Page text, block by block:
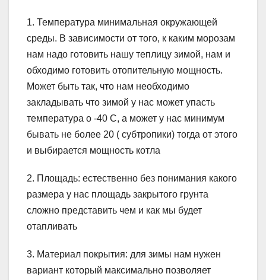
1. Температура минимальная окружающей
среды. В зависимости от того, к каким морозам
нам надо готовить нашу теплицу зимой, нам и
обходимо готовить отопительную мощность.
Может быть так, что нам необходимо
закладывать что зимой у нас может упасть
температура о -40 С, а может у нас минимум
бывать не более 20 ( субтропики) тогда от этого
и выбирается мощность котла
2. Площадь: естественно без понимания какого
размера у нас площадь закрытого грунта
сложно представить чем и как мы будет
отапливать
3. Материал покрытия: для зимы нам нужен
вариант который максимально позволяет